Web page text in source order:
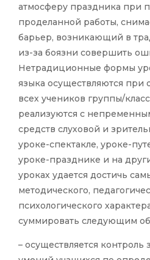
атмосферу праздника при
проделанной работы,
барьер, возникающий в
из-за боязни совершить
Нетрадиционные формы
языка осуществляются при
всех учеников группы/
реализуются с
средств слуховой и
уроке-спектакле, уроке-
уроке-празднике и на
уроках удается достичь
методического,
психологического
суммировать следующим
– осуществляется